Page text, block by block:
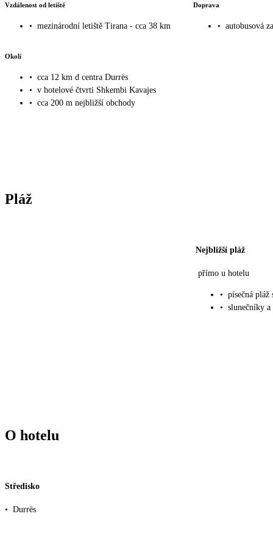
Vzdálenost od letiště
• mezinárodní letiště Tirana - cca 38 km
Doprava
• autobusová
Okolí
• cca 12 km d centra Durrës
• v hotelové čtvrti Shkembi Kavajes
• cca 200 m nejbližší obchody
Pláž
Nejbližší pláž
přímo u hotelu
• písečná
• slunečníky a
O hotelu
Středisko
• Durrës